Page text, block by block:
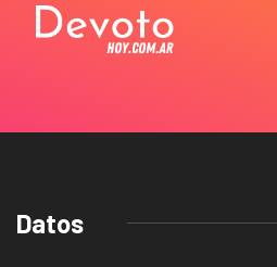
Datos